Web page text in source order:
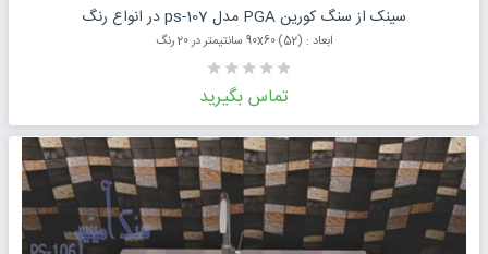
درخواست قیمت محصول سینک از سنگ کورین PGA مدل ps-107 در انواع رنگ
ابعاد : (52) 90x60 سانتیمتر در 20 رنگ
تماس بگیرید